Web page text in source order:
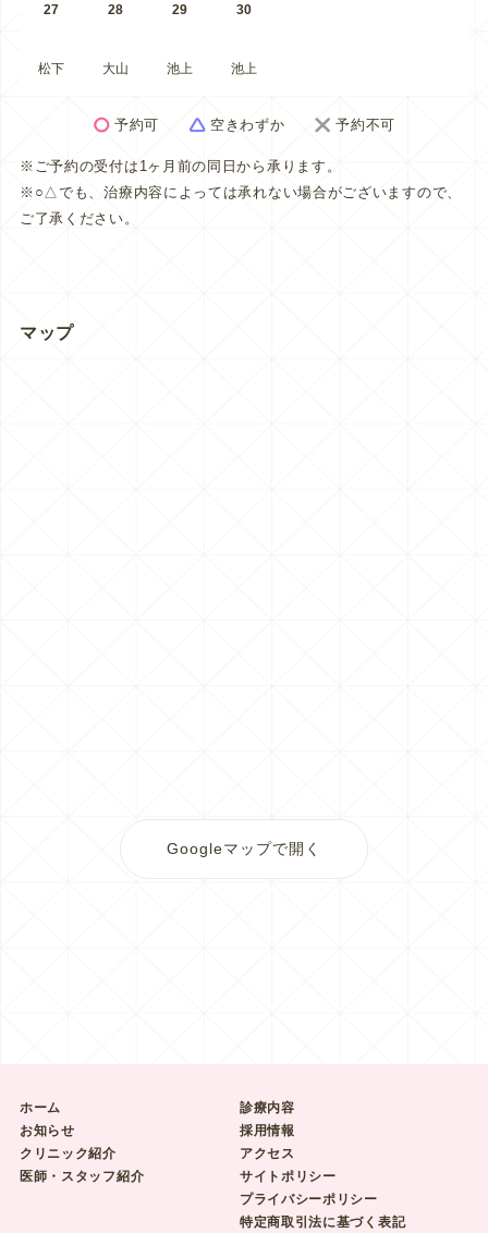
27
松下
28
大山
29
池上
30
池上
予約可 空きわずか 予約不可
※ご予約の受付は1ヶ月前の同日から承ります。
※○△でも、治療内容によっては承れない場合がございますので、
ご了承ください。
マップ
Googleマップで開く
ホーム
お知らせ
クリニック紹介
医師・スタッフ紹介
診療内容
採用情報
アクセス
サイトポリシー
プライバシーポリシー
特定商取引法に基づく表記